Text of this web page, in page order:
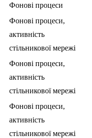
Фонові процеси
Фонові процеси,
активність
стільникової мережі
Фонові процеси,
активність
стільникової мережі
Фонові процеси,
активність
стільникової мережі